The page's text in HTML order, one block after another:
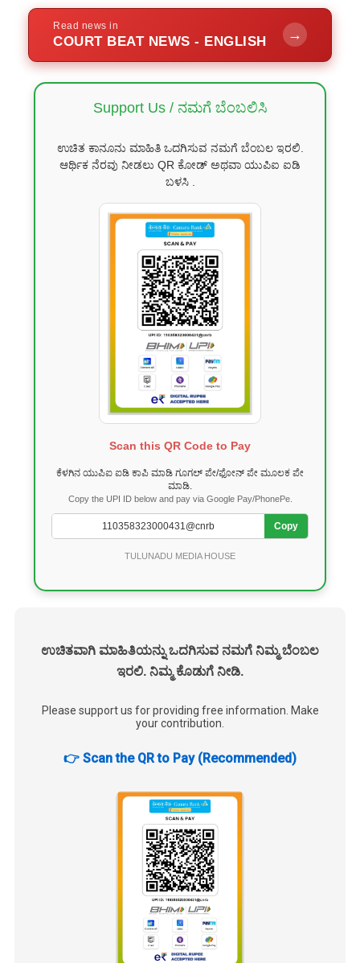
Read news in
COURT BEAT NEWS - ENGLISH →
Support Us / ನಮಗೆ ಬೆಂಬಲಿಸಿ
ಉಚಿತ ಕಾನೂನು ಮಾಹಿತಿ ಒದಗಿಸುವ ನಮಗೆ ಬೆಂಬಲ ಇರಲಿ.
ಆರ್ಥಿಕ ನೆರವು ನೀಡಲು QR ಕೋಡ್ ಅಥವಾ ಯುಪಿಐ ಐಡಿ
ಬಳಸಿ .
Scan this QR Code to Pay
ಕೆಳಗಿನ ಯುಪಿಐ ಐಡಿ ಕಾಪಿ ಮಾಡಿ ಗೂಗಲ್ ಪೇ/ಫೋನ್ ಪೇ ಮೂಲಕ ಪೇ
ಮಾಡಿ.
Copy the UPI ID below and pay via Google Pay/PhonePe.
Copy
TULUNADU MEDIA HOUSE
ಉಚಿತವಾಗಿ ಮಾಹಿತಿಯನ್ನು ಒದಗಿಸುವ ನಮಗೆ ನಿಮ್ಮ ಬೆಂಬಲ
ಇರಲಿ. ನಿಮ್ಮ ಕೊಡುಗೆ ನೀಡಿ.
Please support us for providing free information. Make
your contribution.
👉 Scan the QR to Pay (Recommended)